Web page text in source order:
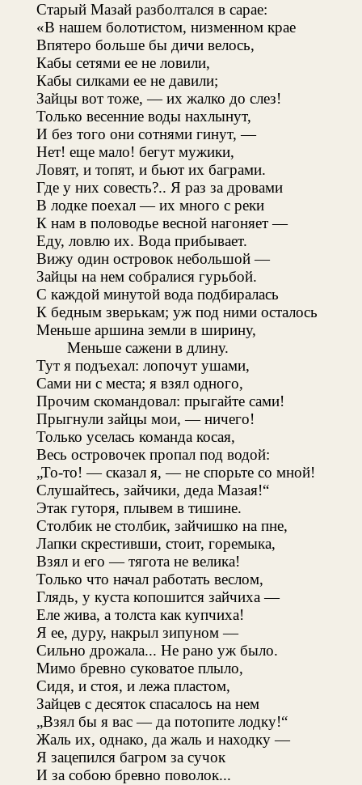
Старый Мазай разболтался в сарае:
«В нашем болотистом, низменном крае
Впятеро больше бы дичи велось,
Кабы сетями ее не ловили,
Кабы силками ее не давили;
Зайцы вот тоже, — их жалко до слез!
Только весенние воды нахлынут,
И без того они сотнями гинут, —
Нет! еще мало! бегут мужики,
Ловят, и топят, и бьют их баграми.
Где у них совесть?.. Я раз за дровами
В лодке поехал — их много с реки
К нам в половодье весной нагоняет —
Еду, ловлю их. Вода прибывает.
Вижу один островок небольшой —
Зайцы на нем собралися гурьбой.
С каждой минутой вода подбиралась
К бедным зверькам; уж под ними осталось
Меньше аршина земли в ширину,
Меньше сажени в длину.
Тут я подъехал: лопочут ушами,
Сами ни с места; я взял одного,
Прочим скомандовал: прыгайте сами!
Прыгнули зайцы мои, — ничего!
Только уселась команда косая,
Весь островочек пропал под водой:
„То-то! — сказал я, — не спорьте со мной!
Слушайтесь, зайчики, деда Мазая!“
Этак гуторя, плывем в тишине.
Столбик не столбик, зайчишко на пне,
Лапки скрестивши, стоит, горемыка,
Взял и его — тягота не велика!
Только что начал работать веслом,
Глядь, у куста копошится зайчиха —
Еле жива, а толста как купчиха!
Я ее, дуру, накрыл зипуном —
Сильно дрожала... Не рано уж было.
Мимо бревно суковатое плыло,
Сидя, и стоя, и лежа пластом,
Зайцев с десяток спасалось на нем
„Взял бы я вас — да потопите лодку!“
Жаль их, однако, да жаль и находку —
Я зацепился багром за сучок
И за собою бревно поволок...